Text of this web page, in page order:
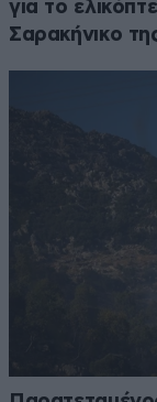
για το
Σαρακήνικο